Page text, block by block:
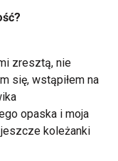
zresztą, nie
się, wstąpiłem na
opaska i moja
koleżanki